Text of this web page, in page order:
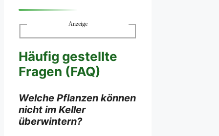
Anzeige
Häufig gestellte
Fragen (FAQ)
Welche Pflanzen können
nicht im Keller
überwintern?